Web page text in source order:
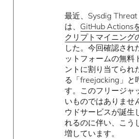
最近、Sysdig
は、 GitHub Actions
クリプトマイニング
した。今回確認され
ットフォームの無料
ントに割り当てられ
る「freejacking」と
す。このフリージャ
いものではありませ
ウドサービスが誕生
れるのに伴い、こう
増しています。